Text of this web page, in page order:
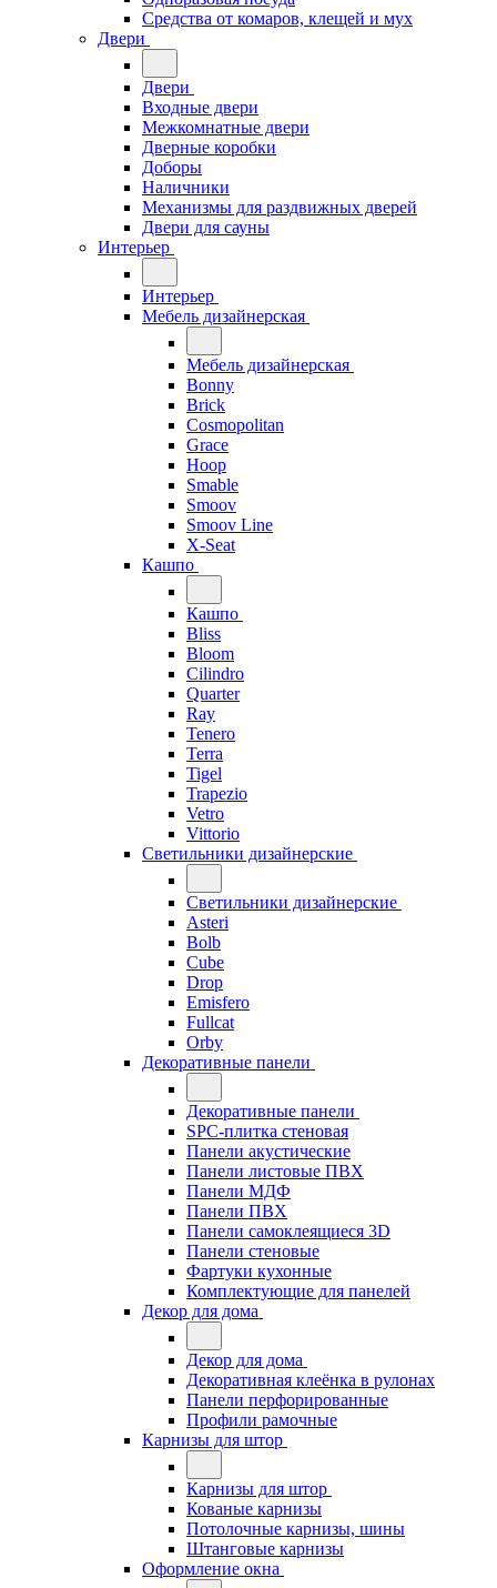
Средства от комаров, клещей и мух
Двери
Двери
Входные двери
Межкомнатные двери
Дверные коробки
Доборы
Наличники
Механизмы для раздвижных дверей
Двери для сауны
Интерьер
Интерьер
Мебель дизайнерская
Мебель дизайнерская
Bonny
Brick
Cosmopolitan
Grace
Hoop
Smable
Smoov
Smoov Line
X-Seat
Кашпо
Кашпо
Bliss
Bloom
Cilindro
Quarter
Ray
Tenero
Terra
Tigel
Trapezio
Vetro
Vittorio
Светильники дизайнерские
Светильники дизайнерские
Asteri
Bolb
Cube
Drop
Emisfero
Fullcat
Orby
Декоративные панели
Декоративные панели
SPC-плитка стеновая
Панели акустические
Панели листовые ПВХ
Панели МДФ
Панели ПВХ
Панели самоклеящиеся 3D
Панели стеновые
Фартуки кухонные
Комплектующие для панелей
Декор для дома
Декор для дома
Декоративная клеёнка в рулонах
Панели перфорированные
Профили рамочные
Карнизы для штор
Карнизы для штор
Кованые карнизы
Потолочные карнизы, шины
Штанговые карнизы
Оформление окна